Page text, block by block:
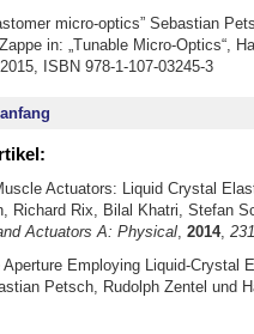
micro-optics” Sebastian
in: „Tunable Micro-Optics“,
ISBN 978-1-107-03245-3
Actuators: Liquid Crystal
Richard Rix, Bilal Khatri, Stefan
Actuators A: Physical, 2014, 231
Aperture Employing Liquid-Crystal
Petsch, Rudolph Zentel und